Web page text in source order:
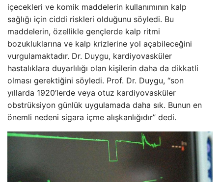
içecekleri ve komik maddelerin kullanımının kalp
sağlığı için ciddi riskleri olduğunu söyledi. Bu
maddelerin, özellikle gençlerde kalp ritmi
bozukluklarına ve kalp krizlerine yol açabileceğini
vurgulamaktadır. Dr. Duygu, kardiyovasküler
hastalıklara duyarlılığı olan kişilerin daha da dikkatli
olması gerektiğini söyledi. Prof. Dr. Duygu, “son
yıllarda 1920’lerde veya otuz kardiyovasküler
obstrüksiyon günlük uygulamada daha sık. Bunun en
önemli nedeni sigara içme alışkanlığıdır” dedi.